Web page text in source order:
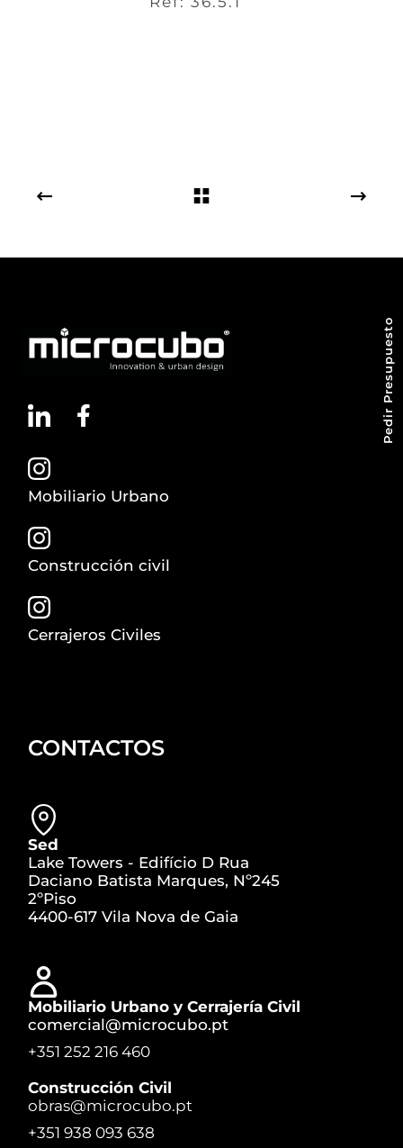
Mobiliario Urbano
Construcción civil
Cerrajeros Civiles
CONTACTOS
Sed
Lake Towers - Edifício D Rua
Daciano Batista Marques, Nº245
2ºPiso
4400-617 Vila Nova de Gaia
Mobiliario Urbano y Cerrajería Civil
comercial@microcubo.pt
+351 252 216 460
Construcción Civil
obras@microcubo.pt
+351 938 093 638
Pedir Presupuesto